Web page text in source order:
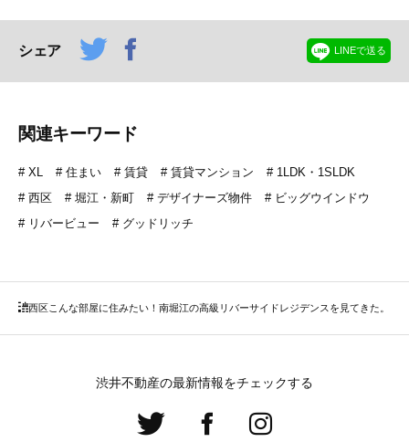
シェア LINEで送る
関連キーワード
XL 住まい 賃貸 賃貸マンション
1LDK・1SLDK
西区
堀江・新町 デザイナーズ物件
ビッグウインドウ
リバービュー
グッドリッチ
こんな部屋に住みたい！南堀江の高級リバーサイドレジデンスを見てきた。
西区
渋井不動産の最新情報をチェックする